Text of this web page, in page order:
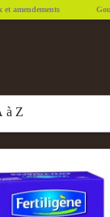
et amendements
à Z